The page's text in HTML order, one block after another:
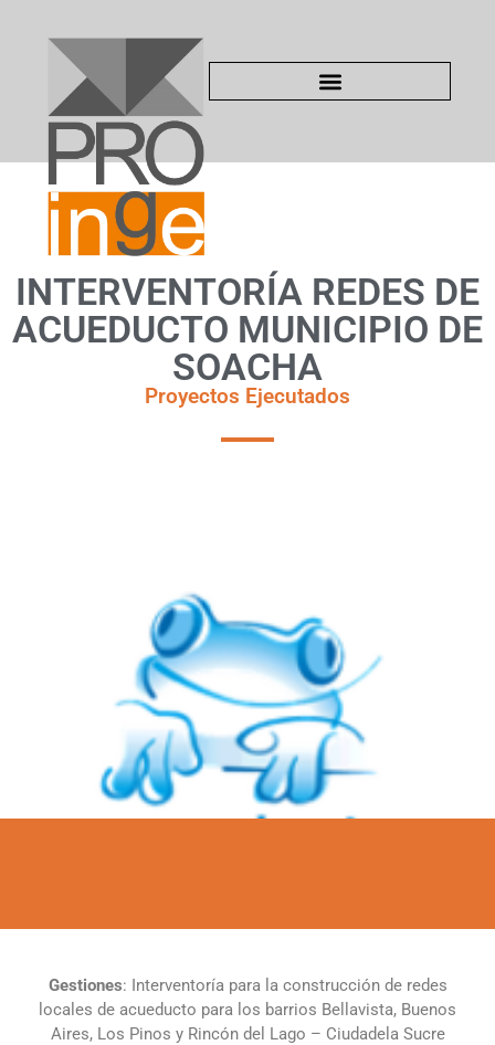
INTERVENTORÍA REDES DE
ACUEDUCTO MUNICIPIO DE
SOACHA
Proyectos Ejecutados
Gestiones: Interventoría para la construcción de redes
locales de acueducto para los barrios Bellavista, Buenos
Aires, Los Pinos y Rincón del Lago – Ciudadela Sucre